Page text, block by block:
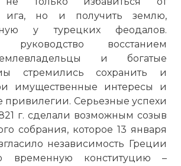
ига, но и получить землю,
у турецких феодалов.
руководство восстанием
и богатые
стремились сохранить и
имущественные интересы и
привилегии. Серьезные успехи
г. сделали возможным созыв
собрания, которое 13 января
независимость Греции
временную конституцию –